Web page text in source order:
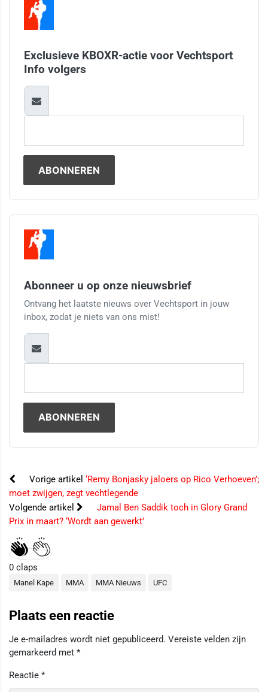
Exclusieve KBOXR-actie voor Vechtsport
Info volgers
Abonneer u op onze nieuwsbrief
Ontvang het laatste nieuws over Vechtsport in jouw
inbox, zodat je niets van ons mist!
Vorige artikel ‘Remy Bonjasky jaloers op Rico Verhoeven’;
moet zwijgen, zegt vechtlegende
Volgende artikel
Jamal Ben Saddik toch in Glory Grand
Prix in maart? ‘Wordt aan gewerkt’
0 claps
Manel Kape MMA MMA Nieuws UFC
Plaats een reactie
Je e-mailadres wordt niet gepubliceerd. Vereiste velden zijn
gemarkeerd met *
Reactie *